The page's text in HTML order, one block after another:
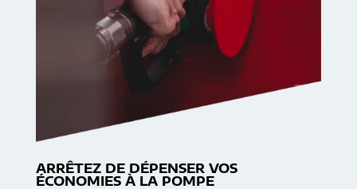
ARRÊTEZ DE DÉPENSER VOS
ÉCONOMIES À LA POMPE